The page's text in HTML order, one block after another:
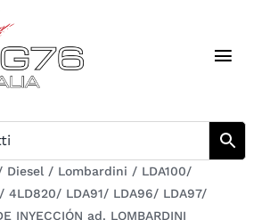
Diesel / Lombardini / LDA100/
4LD820/ LDA91/ LDA96/ LDA97/
INYECCIÓN ad. LOMBARDINI